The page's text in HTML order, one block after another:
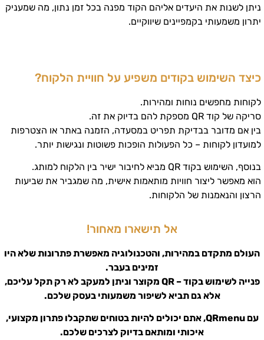
ניתן לשנות את היעדים אליהם הקוד מפנה בכל זמן נתון, מה שמעניק
יתרון משמעותי בקמפיינים שיווקיים.
כיצד השימוש בקודים משפיע על חוויית הלקוח?
לקוחות מחפשים נוחות ומהירות.
סריקה של קוד QR מספקת להם בדיוק את זה.
בין אם מדובר בבדיקת תפריט במסעדה, הזמנה באתר או הצטרפות
למועדון לקוחות – כל הפעולות הופכות פשוטות ונגישות יותר.
בנוסף, השימוש בקוד QR מביא לחיבור ישיר בין הלקוח למותג.
הוא מאפשר ליצור חוויות מותאמות אישית, מה שמגביר את שביעות
הרצון והנאמנות של הלקוחות.
אל תישארו מאחור!
העולם מתקדם במהירות, והטכנולוגיה מאפשרת פתרונות שלא היו
זמינים בעבר.
פנייה לשימוש בקוד – QR מקוצר וניתן למעקב לא רק תקל עליכם,
אלא גם תביא לשיפור משמעותי בעסק שלכם.
עם QRmenu, אתם יכולים להיות בטוחים שתקבלו פתרון מקצועי,
איכותי ומותאם בדיוק לצרכים שלכם.